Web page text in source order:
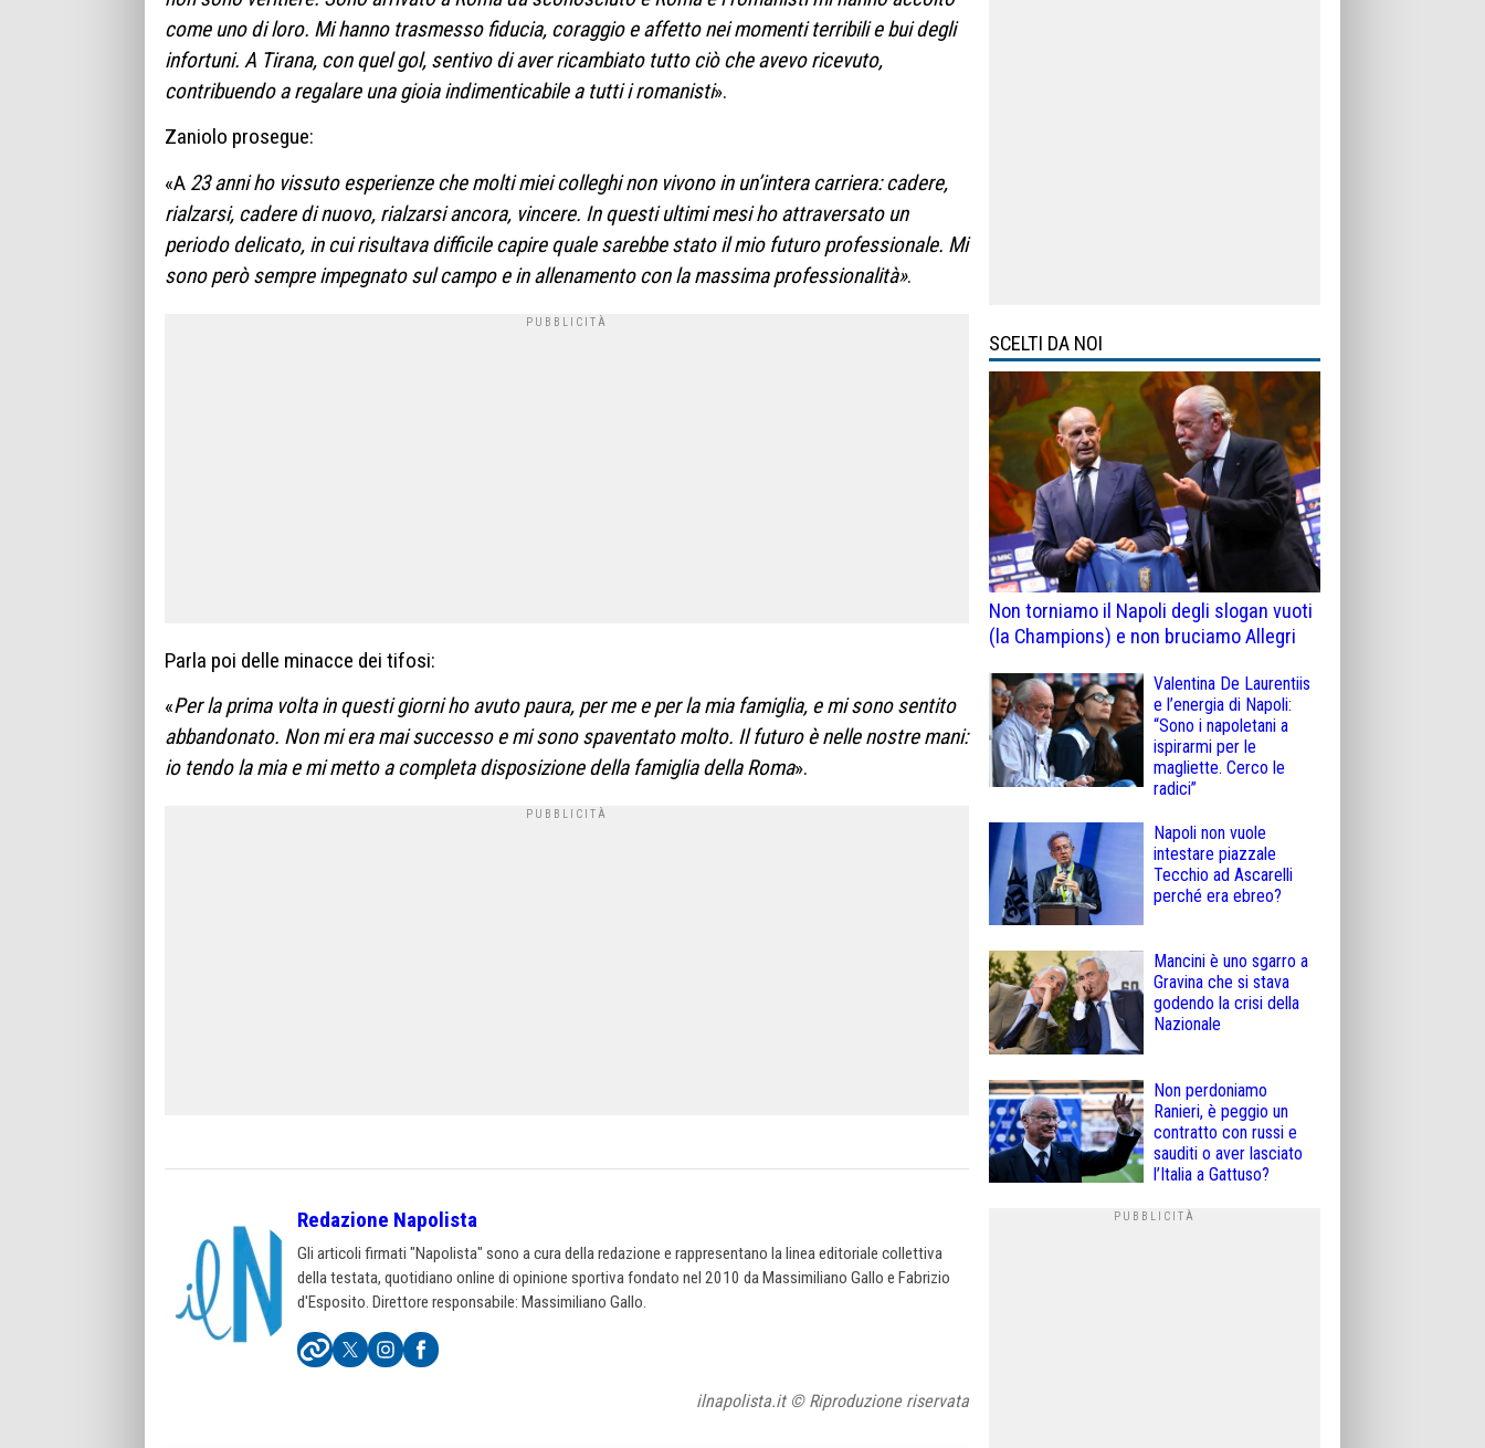
come uno di loro. Mi hanno trasmesso fiducia, coraggio e affetto nei momenti terribili e bui degli
infortuni. A Tirana, con quel gol, sentivo di aver ricambiato tutto ciò che avevo ricevuto,
contribuendo a regalare una gioia indimenticabile a tutti i romanisti».
Zaniolo prosegue:
«A 23 anni ho vissuto esperienze che molti miei colleghi non vivono in un’intera carriera: cadere,
rialzarsi, cadere di nuovo, rialzarsi ancora, vincere. In questi ultimi mesi ho attraversato un
periodo delicato, in cui risultava difficile capire quale sarebbe stato il mio futuro professionale. Mi
sono però sempre impegnato sul campo e in allenamento con la massima professionalità».
Parla poi delle minacce dei tifosi:
«Per la prima volta in questi giorni ho avuto paura, per me e per la mia famiglia, e mi sono sentito
abbandonato. Non mi era mai successo e mi sono spaventato molto. Il futuro è nelle nostre mani:
io tendo la mia e mi metto a completa disposizione della famiglia della Roma».
Redazione Napolista
Gli articoli firmati "Napolista" sono a cura della redazione e rappresentano la linea editoriale collettiva
della testata, quotidiano online di opinione sportiva fondato nel 2010 da Massimiliano Gallo e Fabrizio
d'Esposito. Direttore responsabile: Massimiliano Gallo.
ilnapolista.it © Riproduzione riservata
SCELTI DA NOI
Non torniamo il Napoli degli slogan vuoti
(la Champions) e non bruciamo Allegri
Valentina De Laurentiis
e l’energia di Napoli:
“Sono i napoletani a
ispirarmi per le
magliette. Cerco le
radici”
Napoli non vuole
intestare piazzale
Tecchio ad Ascarelli
perché era ebreo?
Mancini è uno sgarro a
Gravina che si stava
godendo la crisi della
Nazionale
Non perdoniamo
Ranieri, è peggio un
contratto con russi e
sauditi o aver lasciato
l’Italia a Gattuso?